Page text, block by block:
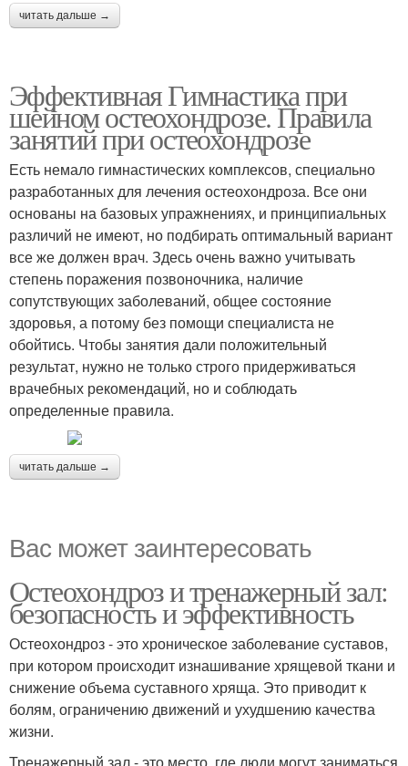
читать дальше →
Эффективная Гимнастика при
шейном остеохондрозе. Правила
занятий при остеохондрозе
Есть немало гимнастических комплексов, специально
разработанных для лечения остеохондроза. Все они
основаны на базовых упражнениях, и принципиальных
различий не имеют, но подбирать оптимальный вариант
все же должен врач. Здесь очень важно учитывать
степень поражения позвоночника, наличие
сопутствующих заболеваний, общее состояние
здоровья, а потому без помощи специалиста не
обойтись. Чтобы занятия дали положительный
результат, нужно не только строго придерживаться
врачебных рекомендаций, но и соблюдать
определенные правила.
читать дальше →
Вас может заинтересовать
Остеохондроз и тренажерный зал:
безопасность и эффективность
Остеохондроз - это хроническое заболевание суставов,
при котором происходит изнашивание хрящевой ткани и
снижение объема суставного хряща. Это приводит к
болям, ограничению движений и ухудшению качества
жизни.